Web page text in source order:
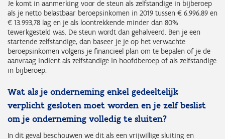
Je komt in aanmerking voor de steun als zelfstandige in bijberoep
als je netto belastbaar beroepsinkomen in 2019 tussen € 6.996,89 en
€ 13.993,78 lag en je als loontrekkende minder dan 80%
tewerkgesteld was. De steun wordt dan gehalveerd. Ben je een
startende zelfstandige, dan baseer je je op het verwachte
beroepsinkomen volgens je financieel plan om te bepalen of je de
aanvraag indient als zelfstandige in hoofdberoep of als zelfstandige
in bijberoep.
Wat als je onderneming enkel gedeeltelijk
verplicht gesloten moet worden en je zelf beslist
om je onderneming volledig te sluiten?
In dit geval beschouwen we dit als een vrijwillige sluiting en